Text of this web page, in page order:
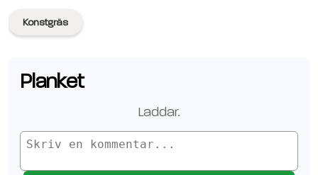
Konstgräs
Planket
Laddar.